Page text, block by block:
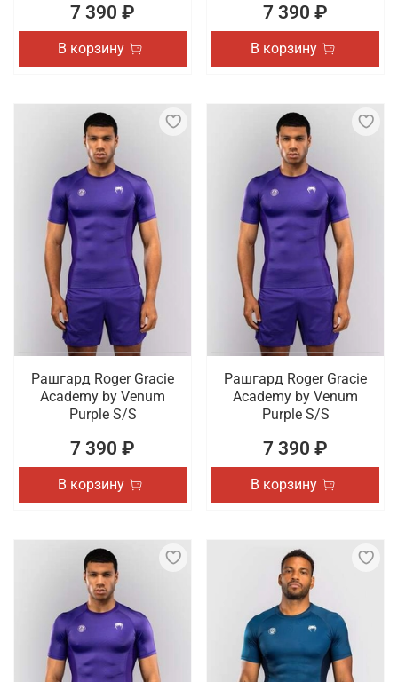
7 390 ₽
В корзину
7 390 ₽
В корзину
Рашгард Roger Gracie
Academy by Venum
Purple S/S
7 390 ₽
В корзину
Рашгард Roger Gracie
Academy by Venum
Purple S/S
7 390 ₽
В корзину